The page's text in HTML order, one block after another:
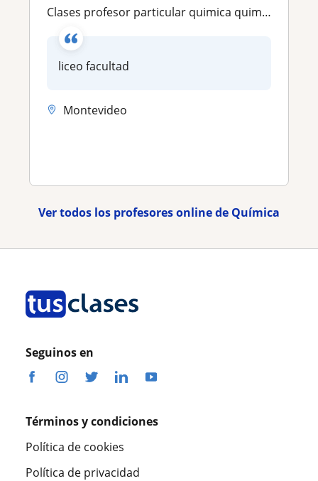
clases profesor particular quimica quimica basica quimica organica inorganica ort catolica montevideo ude utu matematica fisica
liceo facultad
Montevideo
Ver todos los profesores online de Química
Seguinos en
Términos y condiciones
Política de cookies
Política de privacidad